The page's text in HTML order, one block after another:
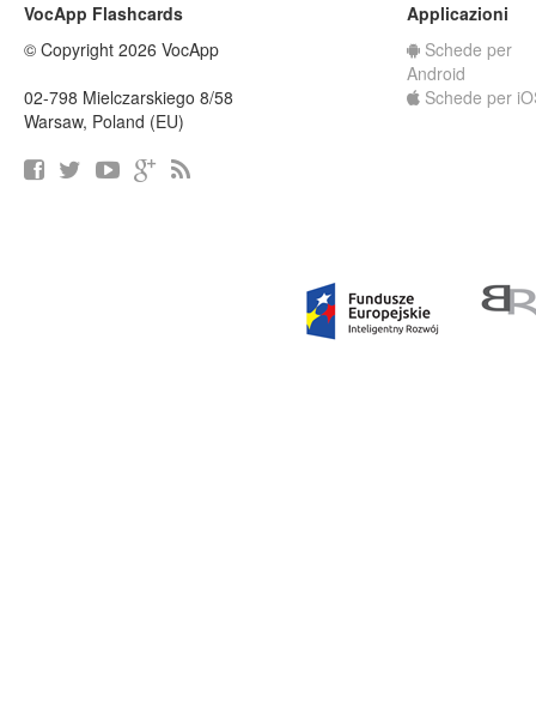
VocApp Flashcards
© Copyright 2026 VocApp
02-798 Mielczarskiego 8/58
Warsaw, Poland (EU)
Applicazioni
Schede per
Android
Schede per